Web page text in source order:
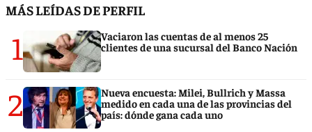
MÁS LEÍDAS DE PERFIL
1
Vaciaron las cuentas de al menos 25
clientes de una sucursal del Banco Nación
2
Nueva encuesta: Milei, Bullrich y Massa
medido en cada una de las provincias del
país: dónde gana cada uno